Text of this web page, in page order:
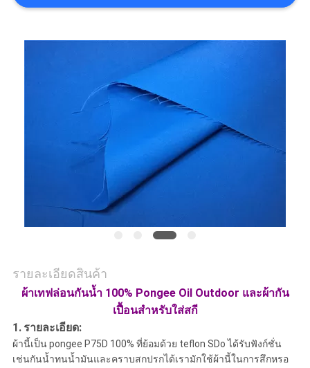
COMPANY
POLICY
รายละเอียดสินค้า
ผ้าเทฟล่อนกันน้ำ 100% Pongee Oil Outdoor และผ้ากัน
เปื้อนสำหรับใส่สกี
1. รายละเอียด:
ผ้านี้เป็น pongee P75D 100% ที่ย้อมด้วย teflon SDo ได้รับฟังก์ชั่น
เช่นกันน้ำทนน้ำมันและคราบสกปรกได้เรามักใช้ผ้านี้ในการสึกหรอ